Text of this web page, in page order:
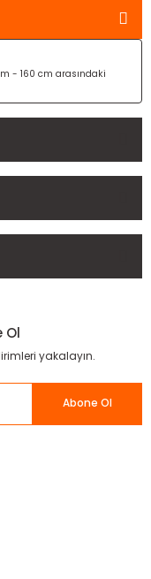
- 160 cm arasındaki
Ol
yakalayın.
Abone Ol